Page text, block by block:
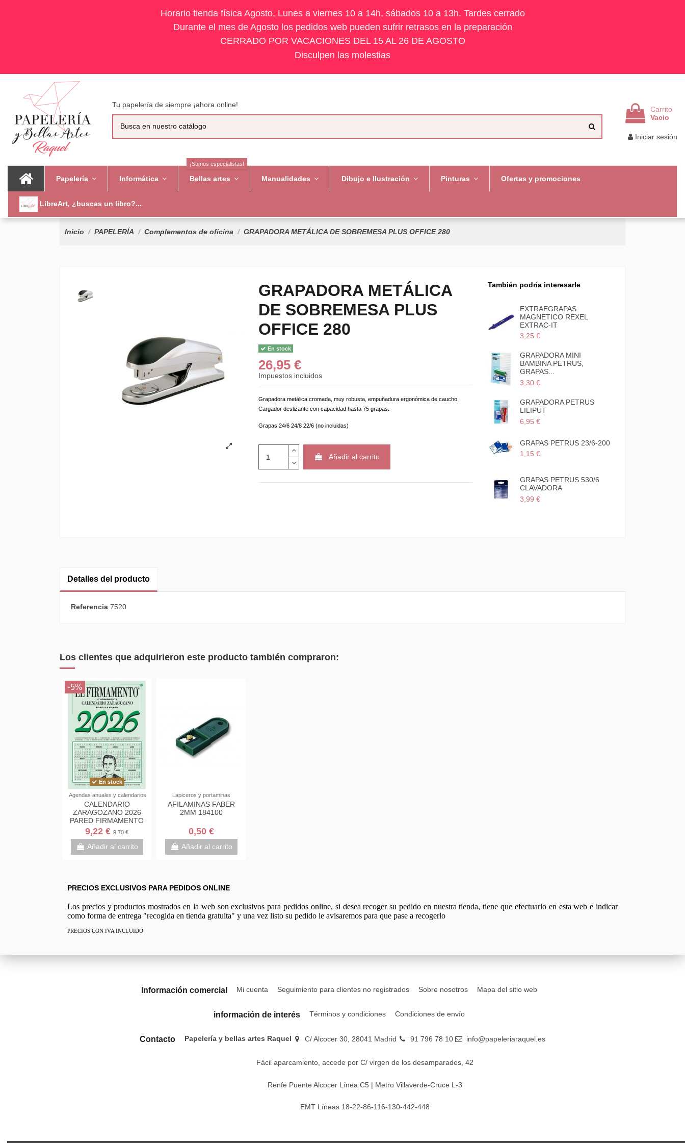
Horario tienda física Agosto, Lunes a viernes 10 a 14h, sábados 10 a 13h. Tardes cerrado
Durante el mes de Agosto los pedidos web pueden sufrir retrasos en la preparación
CERRADO POR VACACIONES DEL 15 AL 26 DE AGOSTO
Disculpen las molestias
Tu papelería de siempre ¡ahora online!
Carrito
Vacio
Iniciar sesión
Papelería Informática Bellas artes
¡Somos especialistas!
Manualidades Dibujo e Ilustración Pinturas Ofertas y promociones
LibreArt, ¿buscas un libro?...
Inicio PAPELERÍA Complementos de oficina GRAPADORA METÁLICA DE SOBREMESA PLUS OFFICE 280
GRAPADORA METÁLICA
DE SOBREMESA PLUS
OFFICE 280
En stock
26,95 €
Impuestos incluidos
Grapadora metálica cromada, muy robusta, empuñadura ergonómica de caucho.
Cargador deslizante con capacidad hasta 75 grapas.
Grapas 24/6 24/8 22/6 (no incluidas)
Añadir al carrito
También podría interesarle
EXTRAEGRAPAS
MAGNETICO REXEL
EXTRAC-IT
3,25 €
GRAPADORA MINI
BAMBINA PETRUS,
GRAPAS...
3,30 €
GRAPADORA PETRUS
LILIPUT
6,95 €
GRAPAS PETRUS 23/6-200
1,15 €
GRAPAS PETRUS 530/6
CLAVADORA
3,99 €
Detalles del producto
Referencia 7520
Los clientes que adquirieron este producto también compraron:
-5%
En stock
Agendas anuales y calendarios
CALENDARIO
ZARAGOZANO 2026
PARED FIRMAMENTO
9,22 € 9,70 €
Añadir al carrito
Lapiceros y portaminas
AFILAMINAS FABER
2MM 184100
0,50 €
Añadir al carrito
PRECIOS EXCLUSIVOS PARA PEDIDOS ONLINE
Los precios y productos mostrados en la web son exclusivos para pedidos online, si desea recoger su pedido en nuestra tienda, tiene que efectuarlo en esta web e indicar
como forma de entrega "recogida en tienda gratuita" y una vez listo su pedido le avisaremos para que pase a recogerlo
PRECIOS CON IVA INCLUIDO
Información comercial Mi cuenta Seguimiento para clientes no registrados Sobre nosotros Mapa del sitio web
información de interés Términos y condiciones Condiciones de envío
Contacto Papelería y bellas artes Raquel C/ Alcocer 30, 28041 Madrid 91 796 78 10 info@papeleriaraquel.es
Fácil aparcamiento, accede por C/ virgen de los desamparados, 42
Renfe Puente Alcocer Línea C5 | Metro Villaverde-Cruce L-3
EMT Líneas 18-22-86-116-130-442-448